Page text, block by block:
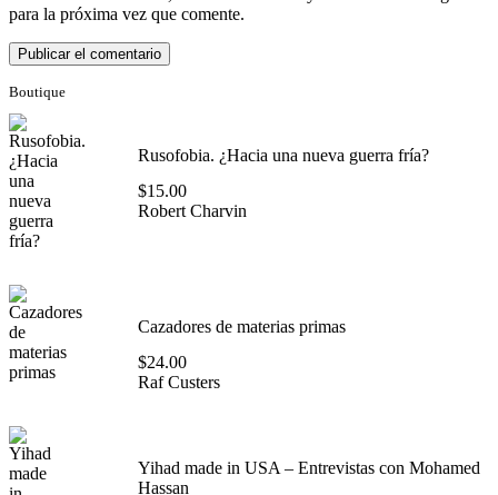
para la próxima vez que comente.
Boutique
Rusofobia. ¿Hacia una nueva guerra fría?
$15.00
Robert Charvin
Cazadores de materias primas
$24.00
Raf Custers
Yihad made in USA – Entrevistas con Mohamed
Hassan